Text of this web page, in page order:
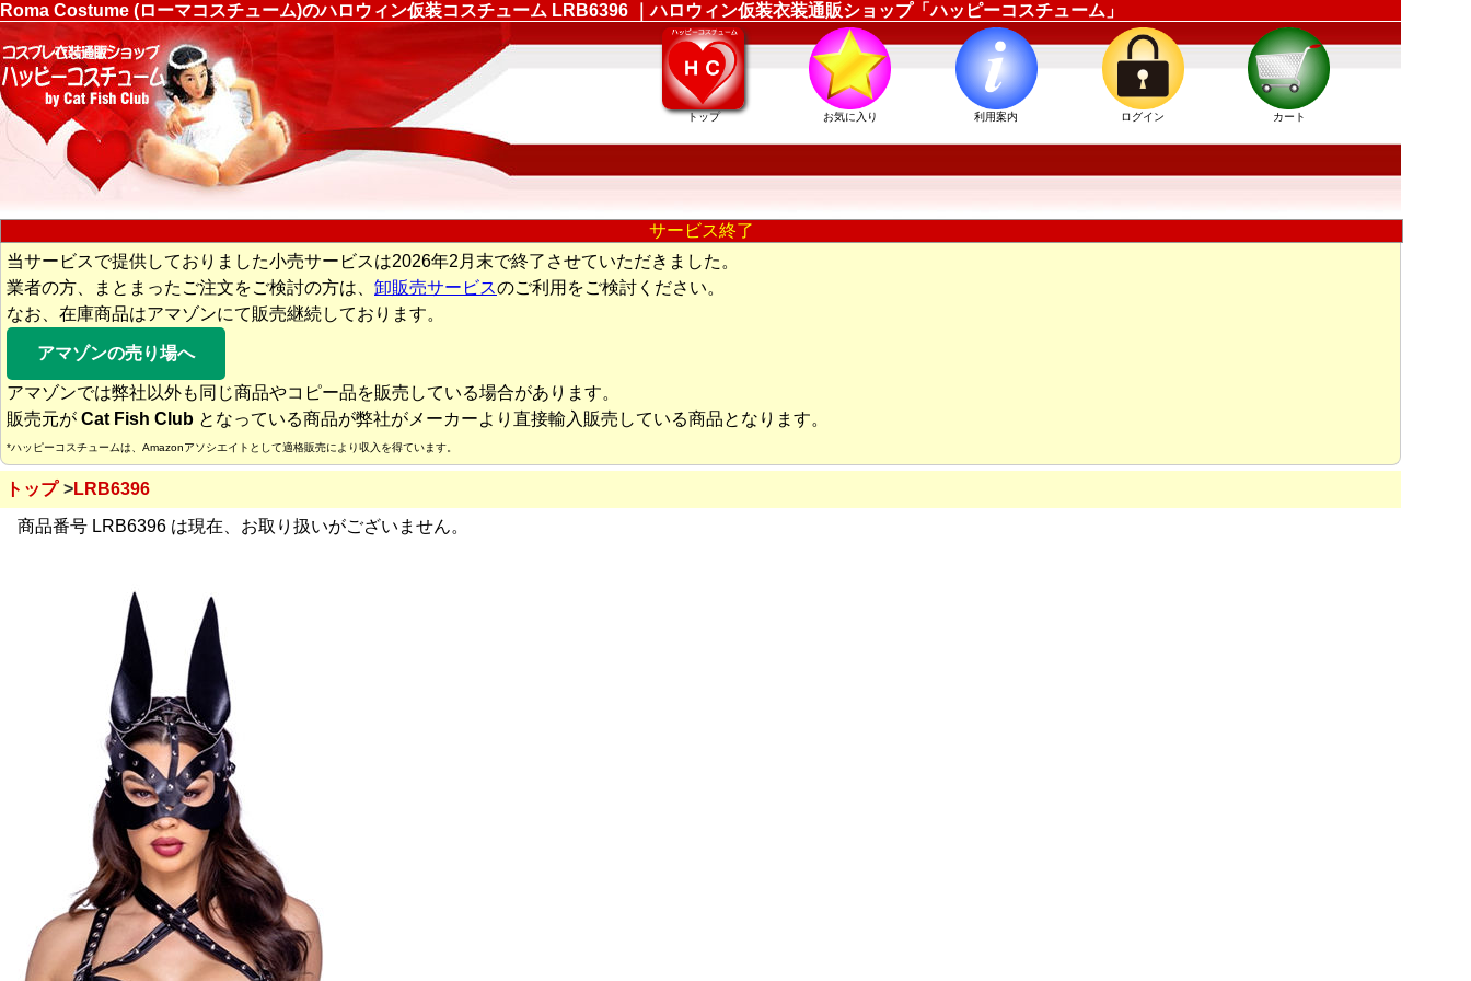
Roma Costume (ローマコスチューム)のハロウィン仮装コスチューム LRB6396 ｜ハロウィン仮装衣装通販ショップ「ハッピーコスチューム」
トップ お気に入り 利用案内 ログイン カート
サービス終了
当サービスで提供しておりました小売サービスは2026年2月末で終了させていただきました。
業者の方、まとまったご注文をご検討の方は、 卸販売サービスのご利用をご検討ください。
なお、在庫商品はアマゾンにて販売継続しております。
アマゾンの売り場へ
アマゾンでは弊社以外も同じ商品やコピー品を販売している場合があります。
販売元が Cat Fish Club となっている商品が弊社がメーカーより直接輸入販売している商品となります。
*ハッピーコスチュームは、Amazonアソシエイトとして適格販売により収入を得ています。
トップ
LRB6396
商品番号 LRB6396 は現在、お取り扱いがございません。